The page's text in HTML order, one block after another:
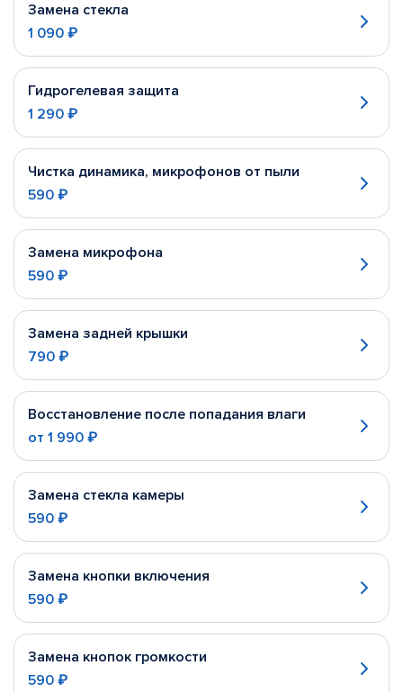
Замена стекла
1 090 ₽
Гидрогелевая защита
1 290 ₽
Чистка динамика, микрофонов от пыли
590 ₽
Замена микрофона
590 ₽
Замена задней крышки
790 ₽
Восстановление после попадания влаги
от 1 990 ₽
Замена стекла камеры
590 ₽
Замена кнопки включения
590 ₽
Замена кнопок громкости
590 ₽